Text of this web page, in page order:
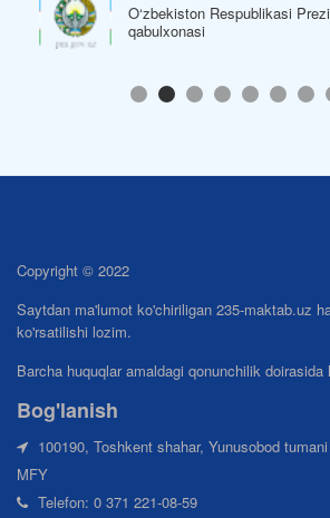
O‘zbekiston Respublikasi
qabulxonasi
Copyright © 2022
Saytdan ma'lumot ko'chiriligan 235-maktab.uz
ko'rsatilishi lozim.
Barcha huquqlar amaldagi qonunchilik doirasida
Bog'lanish
100190, Toshkent shahar, Yunusobod
MFY
Telefon: 0 371 221-08-59